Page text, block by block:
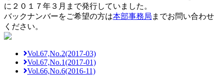
に２０１７年３月まで発行していました。
バックナンバーをご希望の方は本部事務局 までお問い合わせ
ください。
Vol.67,No.2(2017-03)
Vol.67,No.1(2017-01)
Vol.66,No.6(2016-11)